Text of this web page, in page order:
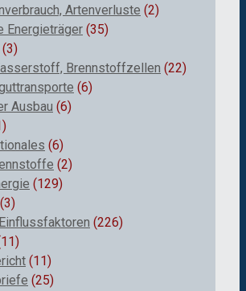
Artenverluste (2)
Energieträger (35)
(3)
Brennstoffzellen (22)
(6)
Ausbau (6)
(6)
(2)
(129)
(3)
(226)
(11)
(25)